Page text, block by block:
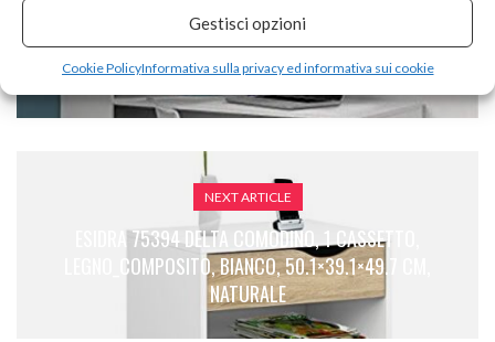
Gestisci opzioni
Cookie PolicyInformativa sulla privacy ed informativa sui cookie
13CASA – NADIA A1 – SCRIVANIA. DIM: 120X53X144 H
CM. COL: BIANCO. MAT: MELAMINA.
NEXT ARTICLE
ESIDRA 75394 DELTA COMODINO, 1 CASSETTO,
LEGNO_COMPOSITO, BIANCO, 50.1×39.1×49.7 CM,
NATURALE